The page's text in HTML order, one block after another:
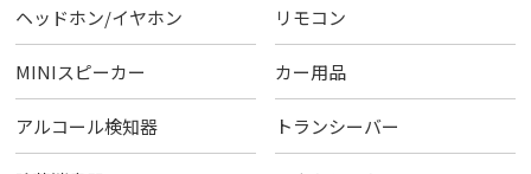
ヘッドホン/イヤホン リモコン
MINIスピーカー カー用品
アルコール検知器 トランシーバー